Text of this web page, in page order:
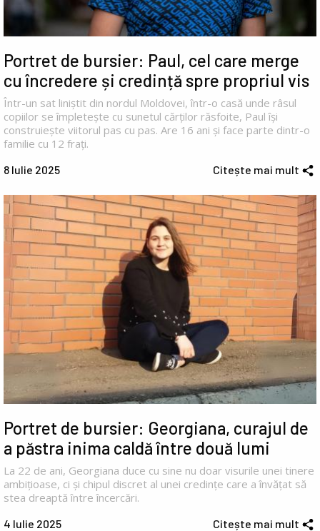
Portret de bursier: Paul, cel care merge
cu încredere și credință spre propriul vis
Într-un sat liniștit din nordul Moldovei, într-o casă unde râsul
copiilor se împletește cu sunetul cărților răsfoite, Paul își
construiește viitorul pas cu pas. Are 16 ani și face parte dintr-o
familie cu 12 frați.
8 Iulie 2025 Citește mai mult
Portret de bursier: Georgiana, curajul de
a păstra inima caldă între două lumi
La 22 de ani, Georgiana duce cu sine nu doar visurile unei tinere
ambițioase, ci și chipul discret al unei credințe care a învățat să
stea dreaptă între încercări.
4 Iulie 2025 Citește mai mult